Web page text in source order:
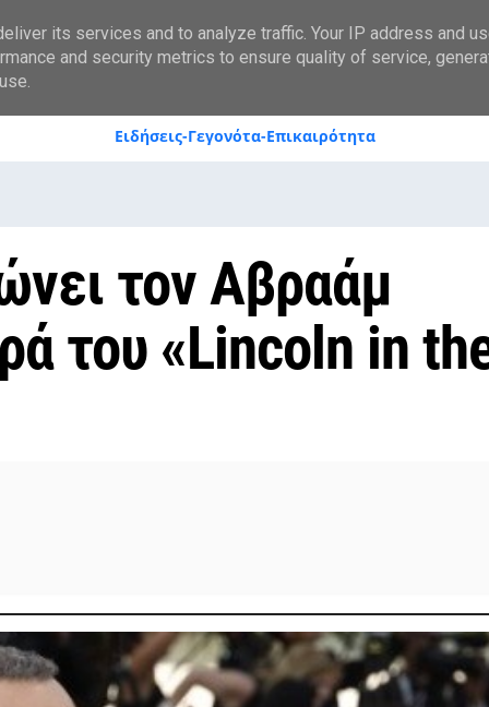
styranews.gr
Ειδήσεις-Γεγονότα-Επικαιρότητα
τον Αβραάμ
του «Lincoln in
its services and to analyze traffic. Your IP address and
and security metrics to ensure quality of service,